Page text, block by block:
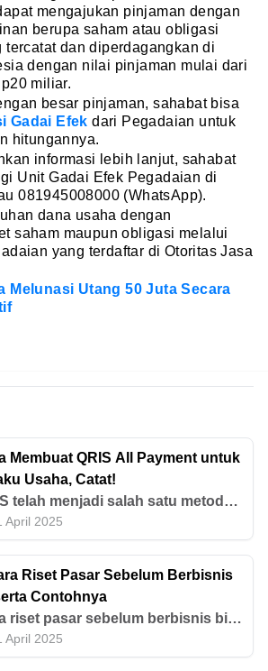
mengajukan pinjaman dengan
berupa saham atau obligasi
tercatat dan diperdagangkan di
dengan nilai pinjaman mulai dari
miliar.
besar pinjaman, sahabat bisa
Gadai Efek dari Pegadaian untuk
hitungannya.
informasi lebih lanjut, sahabat
Unit Gadai Efek Pegadaian di
081945008000 (WhatsApp).
dana usaha dengan
saham maupun obligasi melalui
yang terdaftar di Otoritas Jasa
Melunasi Utang 50 Juta Secara
Membuat QRIS All Payment untuk
Usaha, Catat!
telah menjadi salah satu metode
yang praktis, cepat, dan
baik penjual serta
Simak cara membuat QRIS di
April 2025
Riset Pasar Sebelum Berbisnis
Contohnya
riset pasar sebelum berbisnis bisa
dengan menentukan tujuan,
hingga menyusun laporan hasil.
April 2025